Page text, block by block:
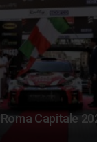
Capitale